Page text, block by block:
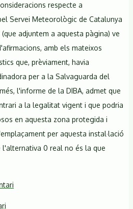
respecte a
Servei Meteorològic de Catalunya
adjuntem a aquesta pàgina) ve
amb els mateixos
que, prèviament, havia
per a la Salvaguarda del
l'informe de la DIBA, admet que
a la legalitat vigent i que podria
en aquesta zona protegida i
per aquesta instal·lació
0 real no és la que